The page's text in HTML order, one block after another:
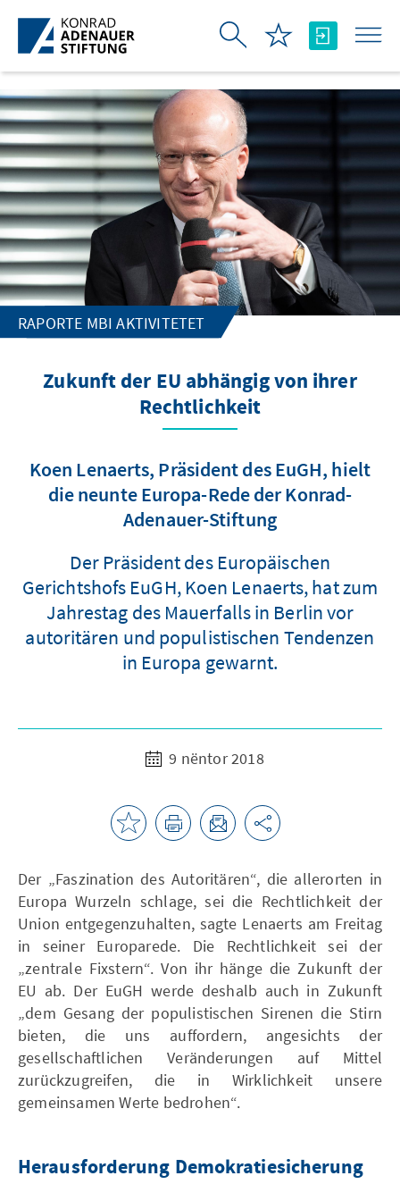
Skip to Main Content
RAPORTE MBI AKTIVITETET
Zukunft der EU abhängig von ihrer
Rechtlichkeit
Koen Lenaerts, Präsident des EuGH, hielt
die neunte Europa-Rede der Konrad-
Adenauer-Stiftung
Der Präsident des Europäischen
Gerichtshofs EuGH, Koen Lenaerts, hat zum
Jahrestag des Mauerfalls in Berlin vor
autoritären und populistischen Tendenzen
in Europa gewarnt.
9 nëntor 2018
Der „Faszination des Autoritären“, die allerorten in
Europa Wurzeln schlage, sei die Rechtlichkeit der
Union entgegenzuhalten, sagte Lenaerts am Freitag
in seiner Europarede. Die Rechtlichkeit sei der
„zentrale Fixstern“. Von ihr hänge die Zukunft der
EU ab. Der EuGH werde deshalb auch in Zukunft
„dem Gesang der populistischen Sirenen die Stirn
bieten, die uns auffordern, angesichts der
gesellschaftlichen Veränderungen auf Mittel
zurückzugreifen, die in Wirklichkeit unsere
gemeinsamen Werte bedrohen“.
Herausforderung Demokratiesicherung